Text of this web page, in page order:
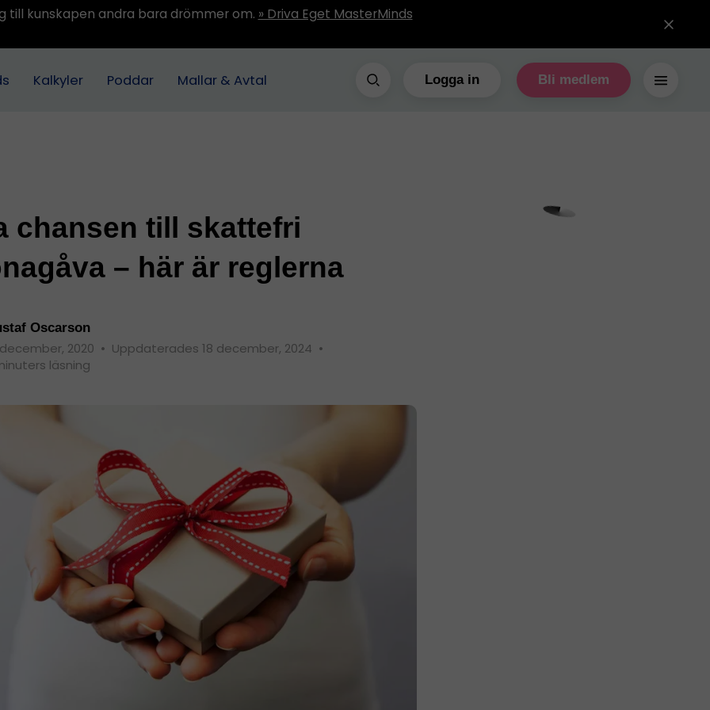
till kunskapen andra bara drömmer om. » Driva Eget MasterMinds
Kalkyler Poddar Mallar & Avtal Logga in Bli medlem
chansen till skattefri
– här är reglerna
Oscarson
2020 • Uppdaterades 18 december, 2024 •
läsning